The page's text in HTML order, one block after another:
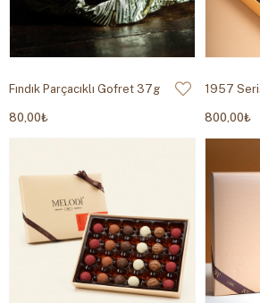
Fındık Parçacıklı Gofret 37g
80,00₺
1957
800,00₺